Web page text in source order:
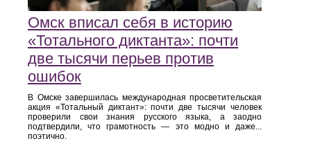
Омск вписал себя в историю
«Тотального диктанта»: почти
две тысячи перьев против
ошибок
В Омске завершилась международная просветительская
акция «Тотальный диктант»: почти две тысячи человек
проверили свои знания русского языка, а заодно
подтвердили, что грамотность — это модно и даже...
поэтично.